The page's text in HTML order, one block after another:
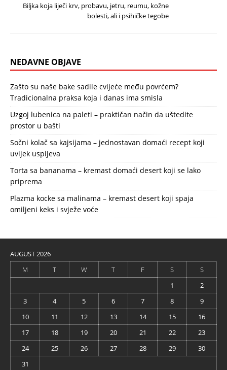
Biljka koja liječi krv, probavu, jetru, reumu, kožne
bolesti, ali i psihičke tegobe
NEDAVNE OBJAVE
Zašto su naše bake sadile cvijeće među povrćem?
Tradicionalna praksa koja i danas ima smisla
Uzgoj lubenica na paleti – praktičan način da uštedite
prostor u bašti
Sočni kolač sa kajsijama – jednostavan domaći recept koji
uvijek uspijeva
Torta sa bananama – kremast domaći desert koji se lako
priprema
Plazma kocke sa malinama – kremast desert koji spaja
omiljeni keks i svježe voće
AUGUST 2026
M
T W T F S
S
1
2
3
4 5 6 7 8
9
10
11 12 13 14 15
16
17
18 19 20 21 22
23
24
25 26 27 28 29
30
31